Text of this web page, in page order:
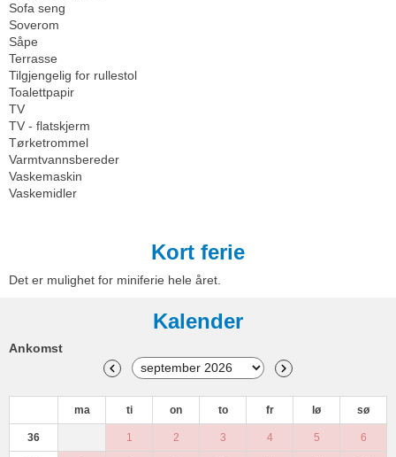
Sofa seng
Soverom
Såpe
Terrasse
Tilgjengelig for rullestol
Toalettpapir
TV
TV - flatskjerm
Tørketrommel
Varmtvannsbereder
Vaskemaskin
Vaskemidler
Kort ferie
Det er mulighet for miniferie hele året.
Kalender
Ankomst
ma ti on to fr lø sø
36 1 2 3 4 5 6